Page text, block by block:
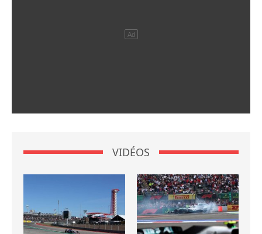
VIDÉOS